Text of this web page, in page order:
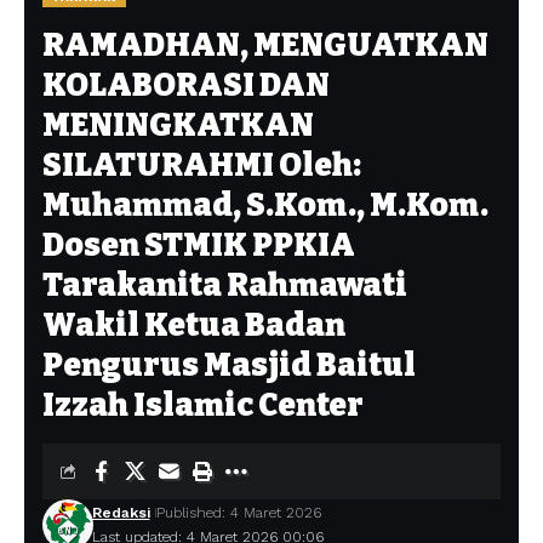
RAMADHAN, MENGUATKAN
KOLABORASI DAN
MENINGKATKAN
SILATURAHMI Oleh:
Muhammad, S.Kom., M.Kom.
Dosen STMIK PPKIA
Tarakanita Rahmawati
Wakil Ketua Badan
Pengurus Masjid Baitul
Izzah Islamic Center
Last updated: 4 Maret 2026 00:06
Redaksi Published: 4 Maret 2026